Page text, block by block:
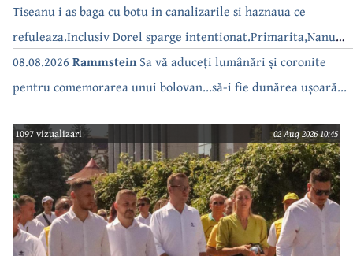
Tiseanu i as baga cu botu in canalizarile si haznaua ce
refuleaza.Inclusiv Dorel sparge intentionat.Primarita,Nanu
bea apa de la robinet.Asta as intreba o si pe Izabel Mitrea
08.08.2026 RammsteinSa vă aduceți lumânări și coronite
pentru comemorarea unui bolovan...să-i fie dunărea ușoară...
1097 vizualizari 02 Aug 2026 10:45